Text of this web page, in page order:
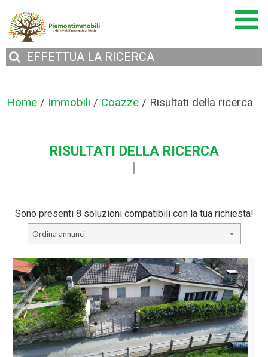
EFFETTUA LA RICERCA
Home / Immobili / Coazze / Risultati della ricerca
RISULTATI DELLA RICERCA
Sono presenti 8 soluzioni compatibili con la tua richiesta!
Ordina annunci